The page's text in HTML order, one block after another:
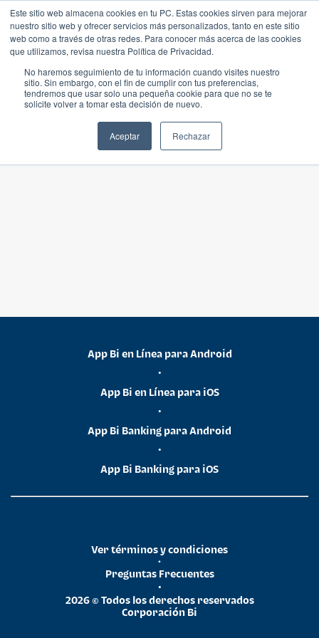
Este sitio web almacena cookies en tu PC. Estas cookies sirven para mejorar
nuestro sitio web y ofrecer servicios más personalizados, tanto en este sitio
web como a través de otras redes. Para conocer más acerca de las cookies
que utilizamos, revisa nuestra Política de Privacidad.
No haremos seguimiento de tu información cuando visites nuestro
sitio. Sin embargo, con el fin de cumplir con tus preferencias,
tendremos que usar solo una pequeña cookie para que no se te
solicite volver a tomar esta decisión de nuevo.
Aceptar Rechazar
App Bi en Línea para Android
•
App Bi en Línea para iOS
•
App Bi Banking para Android
•
App Bi Banking para iOS
2026 © Todos los derechos reservados
Corporación Bi
•
Preguntas Frecuentes
•
Ver términos y condiciones